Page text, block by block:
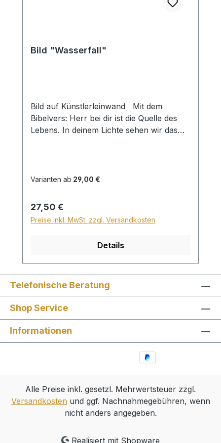
Bild "Wasserfall"
Bild auf Künstlerleinwand Mit dem
Bibelvers: Herr bei dir ist die Quelle des
Lebens. In deinem Lichte sehen wir das
innerhalb Deutschlands ein Zuschlag für
Für den Versand ins Ausland beträgt der
Sperrgutzuschlag 30€.
Varianten ab 29,00 €
Regulärer Preis:
27,50 €
Preise inkl. MwSt. zzgl. Versandkosten
Details
Telefonische Beratung
Shop Service
Informationen
Alle Preise inkl. gesetzl. Mehrwertsteuer zzgl.
Versandkostenund ggf. Nachnahmegebühren, wenn
nicht anders angegeben.
Realisiert mit Shopware